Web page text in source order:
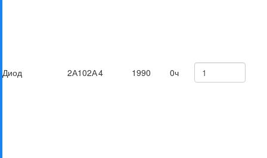
Диод 2А102А4 1990 0ч